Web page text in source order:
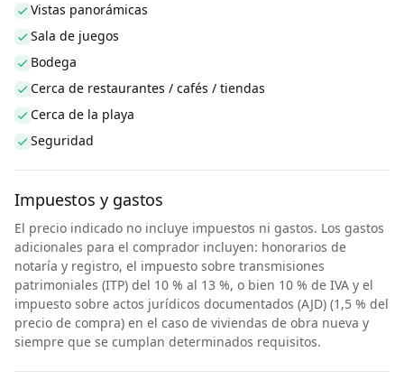
Vistas panorámicas
Sala de juegos
Bodega
Cerca de restaurantes / cafés / tiendas
Cerca de la playa
Seguridad
Impuestos y gastos
El precio indicado no incluye impuestos ni gastos. Los gastos
adicionales para el comprador incluyen: honorarios de
notaría y registro, el impuesto sobre transmisiones
patrimoniales (ITP) del 10 % al 13 %, o bien 10 % de IVA y el
impuesto sobre actos jurídicos documentados (AJD) (1,5 % del
precio de compra) en el caso de viviendas de obra nueva y
siempre que se cumplan determinados requisitos.